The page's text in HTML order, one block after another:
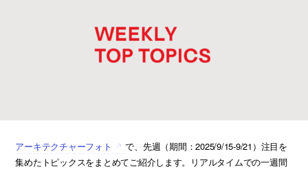
アーキテクチャーフォト
で、先週（期間：2025/9/15-9/21）注目を
集めたトピックスをまとめてご紹介します。リアルタイムでの一週間